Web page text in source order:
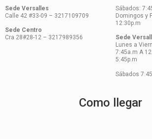
Sede Versalles
Calle 42 #33-09 – 3217109709
Sede Centro
Cra 28#28-12 – 3217989356
Sábados:
Domingos y
12:30p.m
Sede
Lunes a
7:45a.m A
5:45p.m
Sábados
Como llegar